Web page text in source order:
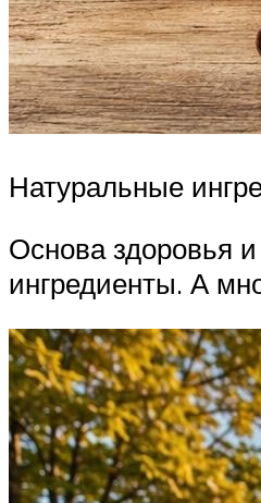
Натуральные
Основа здоровья
ингредиенты. А